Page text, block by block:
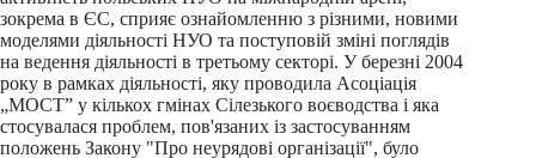
зокрема в ЄС, сприяє ознайомленню з різними, новими
моделями діяльності НУО та поступовій зміні поглядів
на ведення діяльності в третьому секторі. У березні 2004
року в рамках діяльності, яку проводила Асоціація
„МОСТ” у кількох гмінах Сілезького воєводства і яка
стосувалася проблем, пов'язаних із застосуванням
положень Закону "Про неурядові організації", було